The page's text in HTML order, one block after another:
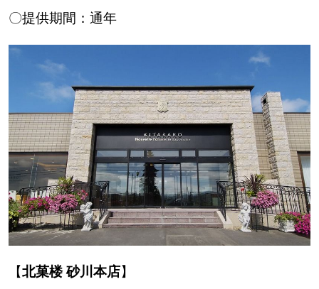
〇提供期間：通年
【北菓楼 砂川本店】